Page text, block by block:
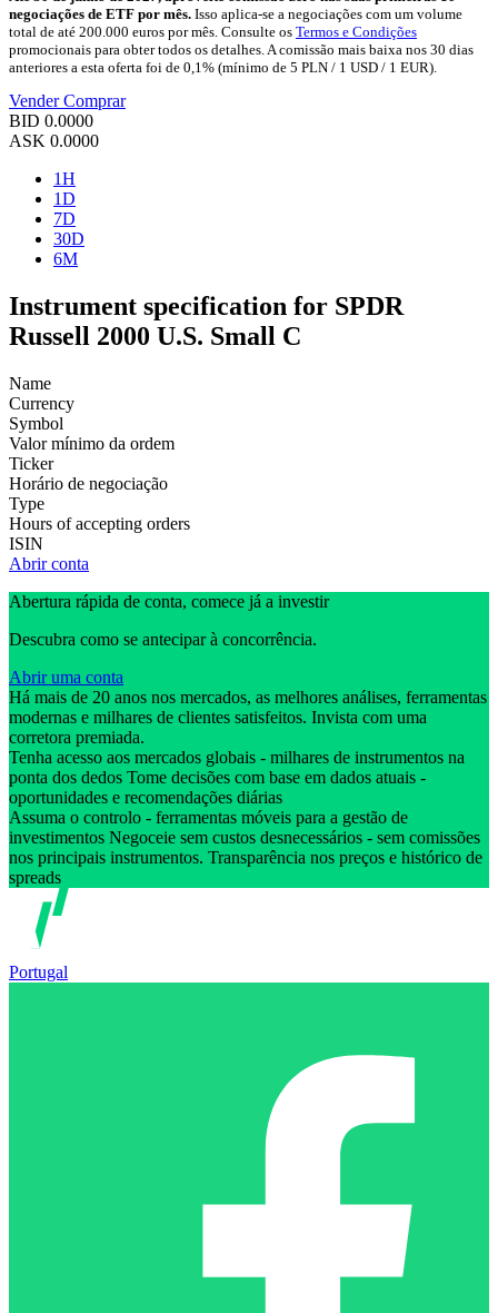
negociações de ETF por mês. Isso aplica-se a negociações com um volume
total de até 200.000 euros por mês. Consulte os Termos e Condições
promocionais para obter todos os detalhes. A comissão mais baixa nos 30 dias
anteriores a esta oferta foi de 0,1% (mínimo de 5 PLN / 1 USD / 1 EUR).
VenderComprar
BID 0.0000
ASK 0.0000
1H
1D
7D
30D
6M
Instrument specification for SPDR
Russell 2000 U.S. Small C
Name
Currency
Symbol
Valor mínimo da ordem
Ticker
Horário de negociação
Type
Hours of accepting orders
ISIN
Abrir conta
Abertura rápida de conta, comece já a investir
Descubra como se antecipar à concorrência.
Abrir uma conta
Há mais de 20 anos nos mercados, as melhores análises, ferramentas
modernas e milhares de clientes satisfeitos. Invista com uma
corretora premiada.
Tenha acesso aos mercados globais - milhares de instrumentos na
ponta dos dedos Tome decisões com base em dados atuais -
oportunidades e recomendações diárias
Assuma o controlo - ferramentas móveis para a gestão de
investimentos Negoceie sem custos desnecessários - sem comissões
nos principais instrumentos. Transparência nos preços e histórico de
spreads
Portugal